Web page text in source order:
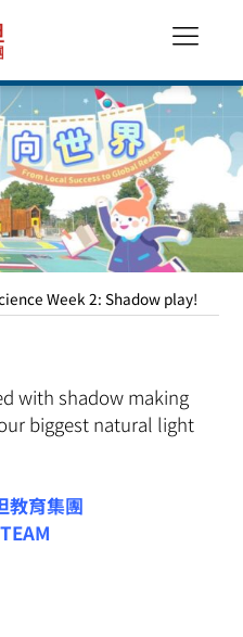
Week 2: Shadow play!
with shadow making
biggest natural light
教育集團